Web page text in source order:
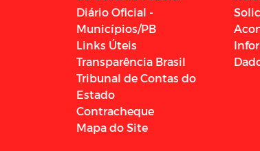
Diário Oficial -
Municípios/PB
Links Úteis
Transparência Brasil
Tribunal de Contas do
Estado
Contracheque
Mapa do Site